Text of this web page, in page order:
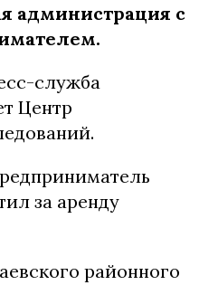
администрация с
служба
Центр
за аренду
районного